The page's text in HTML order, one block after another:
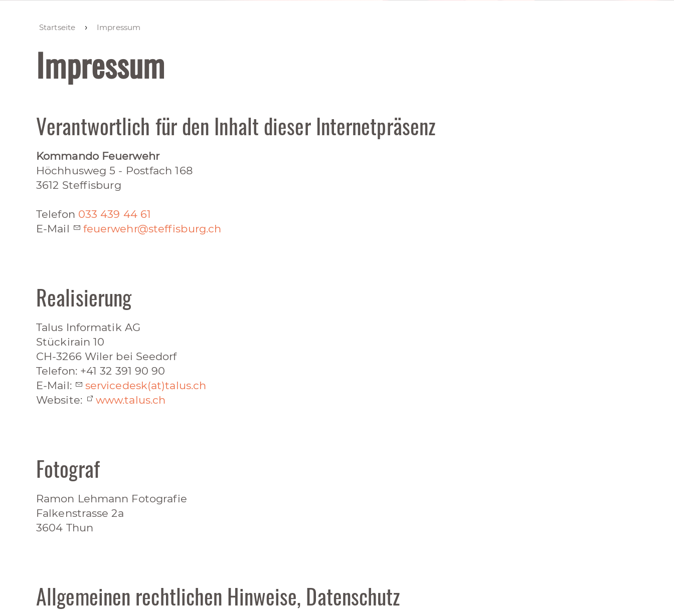
Startseite Impressum
Impressum
Verantwortlich für den Inhalt dieser Internetpräsenz
Kommando Feuerwehr
Höchhusweg 5 - Postfach 168
3612 Steffisburg
Telefon 033 439 44 61
E-Mail
feuerwehr@steffisburg.ch
Realisierung
Talus Informatik AG
Stückirain 10
CH-3266 Wiler bei Seedorf
Telefon: +41 32 391 90 90
E-Mail:
servicedesk(at)talus.ch
Website:
www.talus.ch
Fotograf
Ramon Lehmann Fotografie
Falkenstrasse 2a
3604 Thun
Allgemeinen rechtlichen Hinweise, Datenschutz